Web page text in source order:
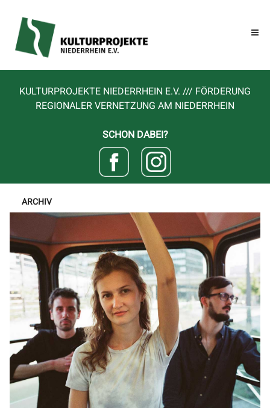
KULTURPROJEKTE NIEDERRHEIN E.V. /// FÖRDERUNG
REGIONALER VERNETZUNG AM NIEDERRHEIN
SCHON DABEI?
ARCHIV